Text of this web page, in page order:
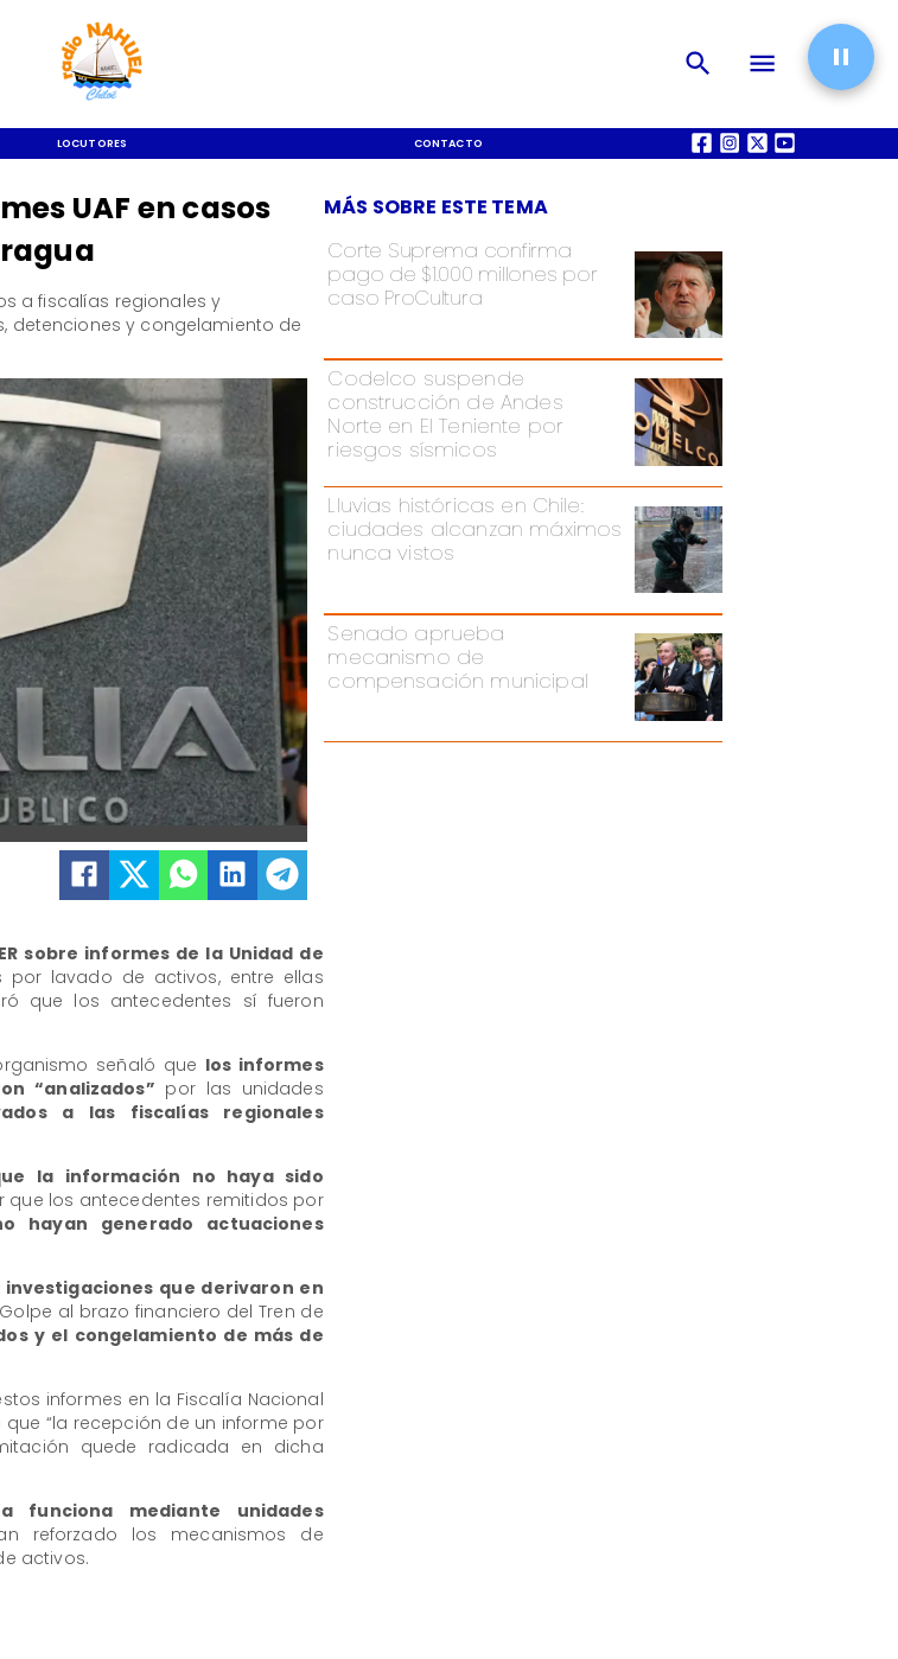
LOCUTORES CONTACTO QUIÉNES SOMOS
Corte Suprema confirma
pago de $1.000 millones por
caso ProCultura
Codelco suspende
construcción de Andes
Norte en El Teniente por
riesgos sísmicos
Lluvias históricas en Chile:
ciudades alcanzan máximos
nunca vistos
Senado aprueba
mecanismo de
compensación municipal
MÁS SOBRE ESTE TEMA
UAF en casos
a fiscalías regionales y
detenciones y congelamiento de
sobre informes de la Unidad de
por lavado de activos, entre ellas
que los antecedentes sí fueron
señaló que los informes
“analizados” por las unidades
a las fiscalías regionales
la información no haya sido
que los antecedentes remitidos por
hayan generado actuaciones
que derivaron en
al brazo financiero del Tren de
y el congelamiento de más de
informes en la Fiscalía Nacional
que “la recepción de un informe por
quede radicada en dicha
funciona mediante unidades
reforzado los mecanismos de
activos.